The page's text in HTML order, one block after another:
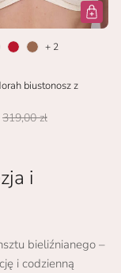
+ 2
biustonosz z
319,00 zł
i
bieliźnianego –
i codzienną